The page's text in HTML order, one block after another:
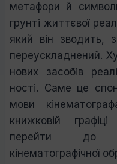
метафори й
грунті життєвої
який він зводить,
переускладнений.
нових засобів
ності. Саме це
мови
книжковій
перейти до
кінематографічної